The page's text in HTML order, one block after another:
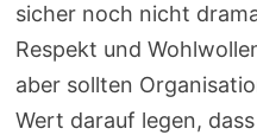
sicher noch nicht
Respekt und
aber sollten
Wert darauf legen,